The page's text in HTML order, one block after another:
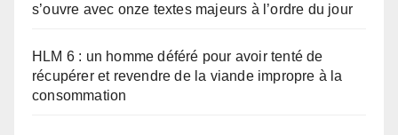
s’ouvre avec onze textes majeurs à l’ordre du jour
HLM 6 : un homme déféré pour avoir tenté de
récupérer et revendre de la viande impropre à la
consommation